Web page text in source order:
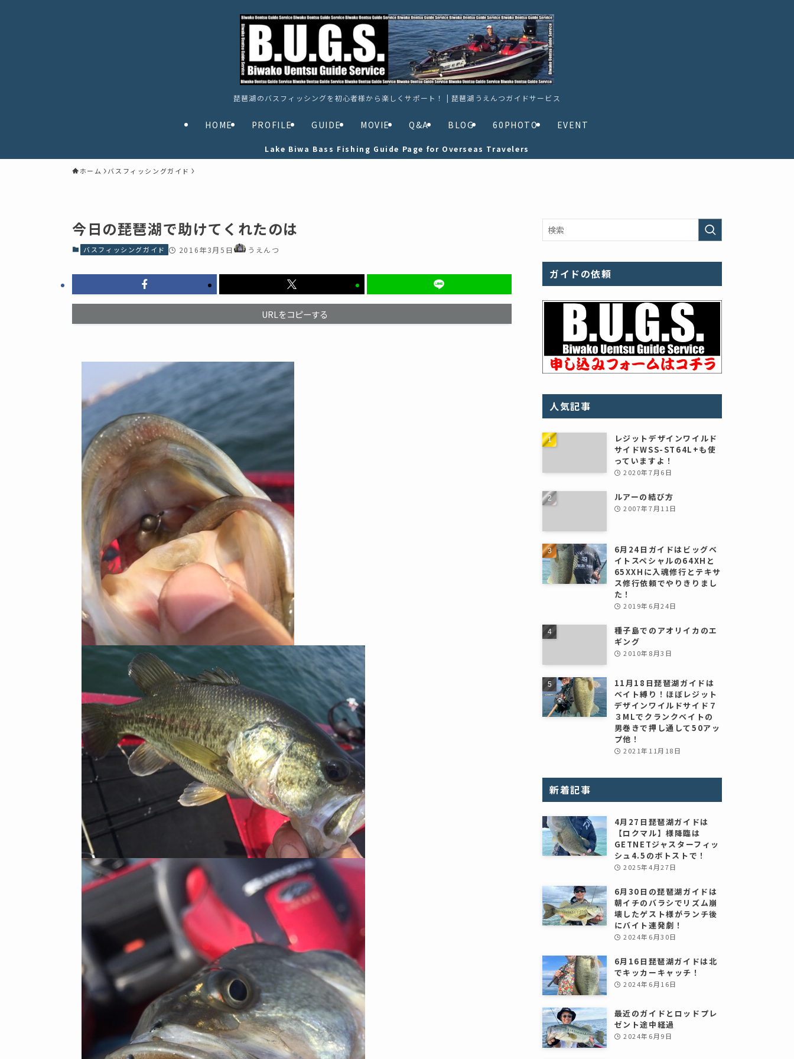
琵琶湖のバスフィッシングを初心者様から楽しくサポート！ | 琵琶湖うえんつガイドサービス
HOME PROFILE GUIDE MOVIE Q&A BLOG 60PHOTO EVENT
Lake Biwa Bass Fishing Guide Page for Overseas Travelers
ホーム バスフィッシングガイド
今日の琵琶湖で助けてくれたのは
バスフィッシングガイド 2016年3月5日 うえんつ
URLをコピーする
ガイドの依頼
人気記事
レジットデザインワイルド
サイドWSS-ST64L+も使
っていますよ！
2020年7月6日
ルアーの結び方
2007年7月11日
6月24日ガイドはビッグベ
イトスペシャルの64XHと
65XXHに入魂修行とテキサ
ス修行依頼でやりきりまし
た！
2019年6月24日
種子島でのアオリイカのエ
ギング
2010年8月3日
11月18日琵琶湖ガイドは
ベイト縛り！ほぼレジット
デザインワイルドサイド７
３MLでクランクベイトの
男巻きで押し通して50アッ
プ他！
2021年11月18日
新着記事
4月27日琵琶湖ガイドは
【ロクマル】様降臨は
GETNETジャスターフィッ
シュ4.5のボトストで！
2025年4月27日
6月30日の琵琶湖ガイドは
朝イチのバラシでリズム崩
壊したゲスト様がランチ後
にバイト連発劇！
2024年6月30日
6月16日琵琶湖ガイドは北
でキッカーキャッチ！
2024年6月16日
最近のガイドとロッドプレ
ゼント途中経過
2024年6月9日